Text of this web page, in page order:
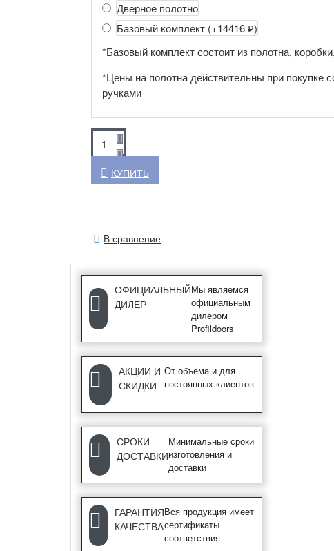
Дверное полотно
Базовый комплект (+14416 ₽)
*Базовый комплект состоит из полотна,
*Цены на полотна действительны при покупке
ручками
КУПИТЬ
В сравнение
ОФИЦИАЛЬНЫЙ
ДИЛЕР
Мы являемся
официальным
дилером
Profildoors
АКЦИИ И
СКИДКИ
От объема и для
постоянных клиентов
СРОКИ
ДОСТАВКИ
Минимальные сроки
изготовления и
доставки
ГАРАНТИЯ
КАЧЕСТВА
Вся продукция имеет
сертификаты
соответствия